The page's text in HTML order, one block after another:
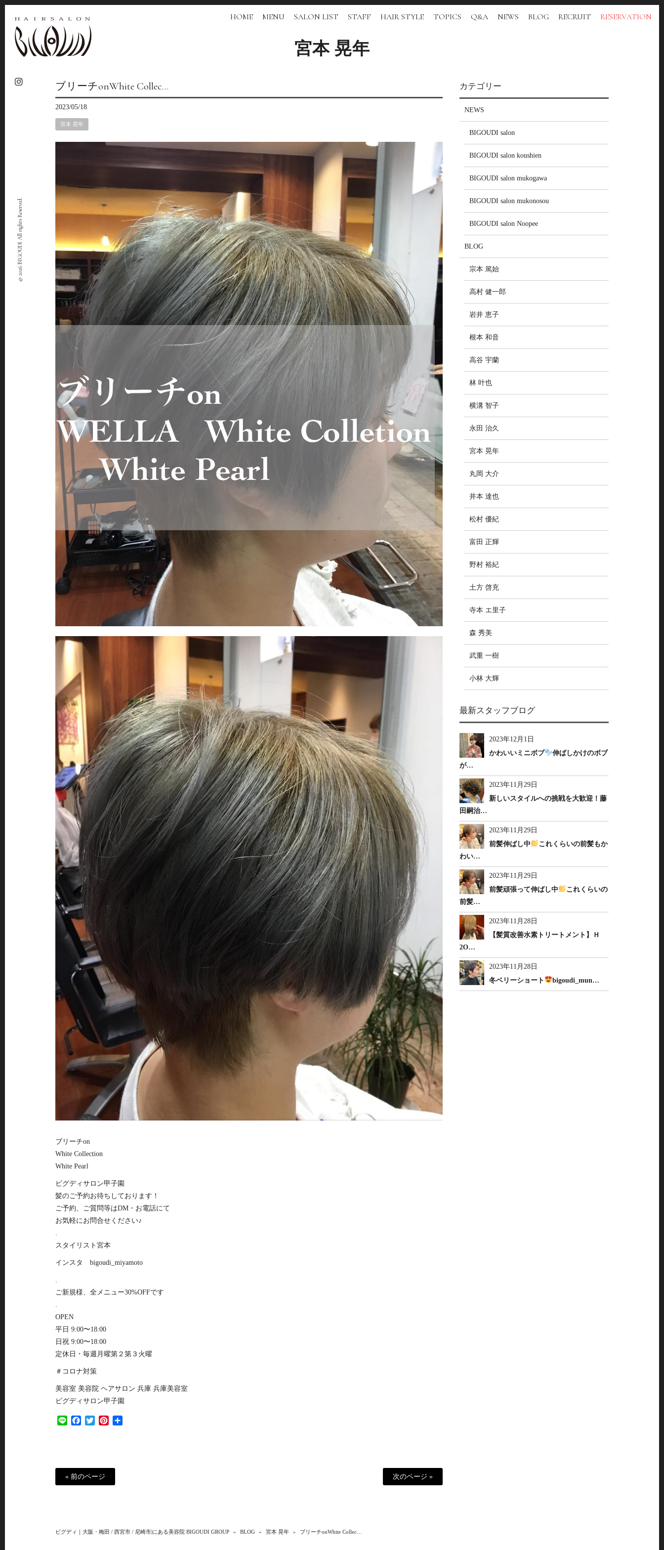
HOME MENU SALON LIST STAFF HAIR STYLE TOPICS Q&A NEWS BLOG RECRUIT RESERVATION
© 2026 BIGOUDI All rights Reserved.
宮本 晃年
ブリーチonWhite Collec…
2023/05/18
宮本 晃年
ブリーチon
White Collection
White Pearl
ビグディサロン甲子園
髪のご予約お待ちしております！
ご予約、ご質問等はDM・お電話にて
お気軽にお問合せください♪
.
スタイリスト宮本
インスタ bigoudi_miyamoto
.
ご新規様、全メニュー30%OFFです
.
OPEN
平日 9:00〜18:00
日祝 9:00〜18:00
定休日・毎週月曜第２第３火曜
＃コロナ対策
美容室 美容院 ヘアサロン 兵庫 兵庫美容室
ビグディサロン甲子園
Line FacebookTwitterPinterest
« 前のページ 次のページ »
カテゴリー
NEWS
BIGOUDI salon
BIGOUDI salon koushien
BIGOUDI salon mukogawa
BIGOUDI salon mukonosou
BIGOUDI salon Noopee
BLOG
宗本 篤始
高村 健一郎
岩井 恵子
根本 和音
高谷 宇蘭
林 叶也
横溝 智子
永田 治久
宮本 晃年
丸岡 大介
井本 達也
松村 優紀
富田 正輝
野村 裕紀
土方 啓充
寺本 エ里子
森 秀美
武重 一樹
小林 大輝
最新スタッフブログ
2023年12月1日
かわいいミニボブ
伸ばしかけのボブ
が…
2023年11月29日
新しいスタイルへの挑戦を大歓迎！藤
田嗣治…
2023年11月29日
前髪伸ばし中
これくらいの前髪もか
わい…
2023年11月29日
前髪頑張って伸ばし中
これくらいの
前髪…
2023年11月28日
【髪質改善水素トリートメント】Ｈ
2O…
2023年11月28日
冬ベリーショート
bigoudi_mun…
ビグディ｜大阪・梅田 / 西宮市 / 尼崎市|にある美容院 BIGOUDI GROUP » BLOG » 宮本 晃年 » ブリーチonWhite Collec…